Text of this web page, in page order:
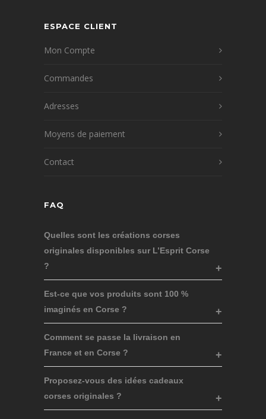
ESPACE CLIENT
Mon Compte
Commandes
Adresses
Moyens de paiement
Contact
FAQ
Quelles sont les créations corses
originales disponibles sur L’Esprit Corse
?
Est-ce que vos produits sont 100 %
imaginés en Corse ?
Comment se passe la livraison en
France et en Corse ?
Proposez-vous des idées cadeaux
corses originales ?